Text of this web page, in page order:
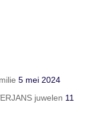
5 mei 2024
juwelen 11